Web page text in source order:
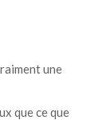
une
que ce que